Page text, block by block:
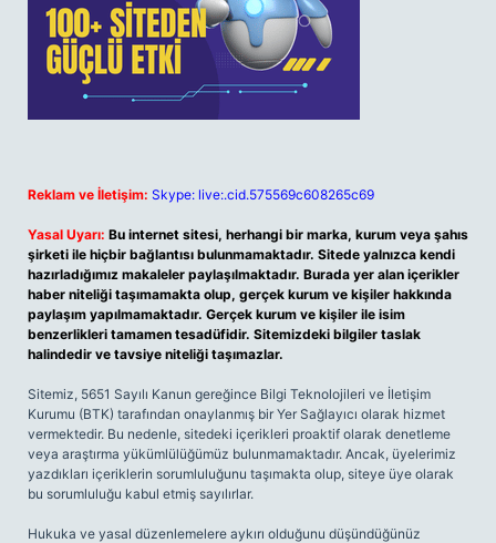
Reklam ve İletişim: Skype: live:.cid.575569c608265c69
Yasal Uyarı: Bu internet sitesi, herhangi bir marka, kurum veya şahıs
şirketi ile hiçbir bağlantısı bulunmamaktadır. Sitede yalnızca kendi
hazırladığımız makaleler paylaşılmaktadır. Burada yer alan içerikler
haber niteliği taşımamakta olup, gerçek kurum ve kişiler hakkında
paylaşım yapılmamaktadır. Gerçek kurum ve kişiler ile isim
benzerlikleri tamamen tesadüfidir. Sitemizdeki bilgiler taslak
halindedir ve tavsiye niteliği taşımazlar.
Sitemiz, 5651 Sayılı Kanun gereğince Bilgi Teknolojileri ve İletişim
Kurumu (BTK) tarafından onaylanmış bir Yer Sağlayıcı olarak hizmet
vermektedir. Bu nedenle, sitedeki içerikleri proaktif olarak denetleme
veya araştırma yükümlülüğümüz bulunmamaktadır. Ancak, üyelerimiz
yazdıkları içeriklerin sorumluluğunu taşımakta olup, siteye üye olarak
bu sorumluluğu kabul etmiş sayılırlar.
Hukuka ve yasal düzenlemelere aykırı olduğunu düşündüğünüz